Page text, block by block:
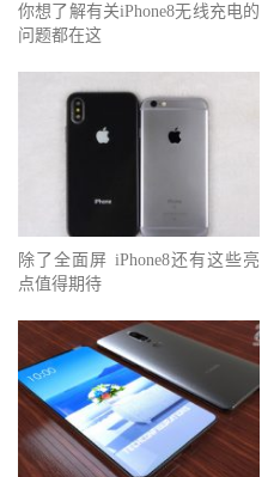
你想了解有关iPhone8无线充电的
问题都在这
除了全面屏 iPhone8还有这些亮
点值得期待